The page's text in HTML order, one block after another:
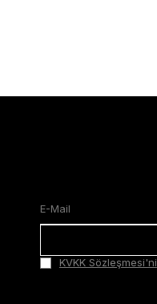
KVKK Sözleşmesi'ni